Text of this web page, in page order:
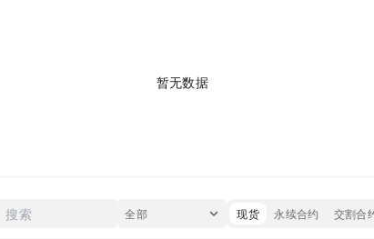
暂无数据
全部 现货 永续合约 交割合